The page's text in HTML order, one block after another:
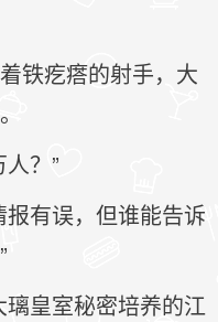
铁疙瘩的射手，大
？”
有误，但谁能告诉
璃皇室秘密培养的江